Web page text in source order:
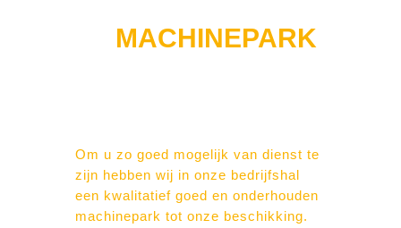
MACHINEPARK
Om u zo goed mogelijk van dienst te
zijn hebben wij in onze bedrijfshal
een kwalitatief goed en onderhouden
machinepark tot onze beschikking.